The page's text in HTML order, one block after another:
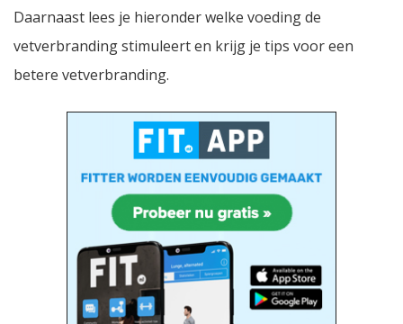
Daarnaast lees je hieronder welke voeding de
vetverbranding stimuleert en krijg je tips voor een
betere vetverbranding.